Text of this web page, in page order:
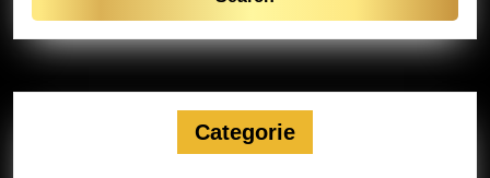
Categorie